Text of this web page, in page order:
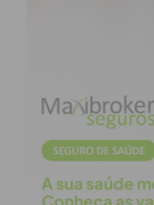
consequências
reconhecer que
noção do seu
Nesta notícia, o
instituição
obtivemos uma
competindo